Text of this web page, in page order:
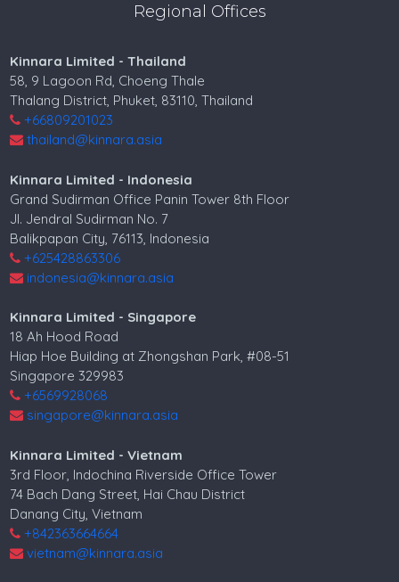
Regional Offices
Kinnara Limited - Thailand
58, 9 Lagoon Rd, Choeng Thale
Thalang District, Phuket, 83110, Thailand
+66809201023
thailand@kinnara.asia
Kinnara Limited - Indonesia
Grand Sudirman Office Panin Tower 8th Floor
Jl. Jendral Sudirman No. 7
Balikpapan City, 76113, Indonesia
+625428863306
indonesia@kinnara.asia
Kinnara Limited - Singapore
18 Ah Hood Road
Hiap Hoe Building at Zhongshan Park, #08-51
Singapore 329983
+6569928068
singapore@kinnara.asia
Kinnara Limited - Vietnam
3rd Floor, Indochina Riverside Office Tower
74 Bach Dang Street, Hai Chau District
Danang City, Vietnam
+842363664664
vietnam@kinnara.asia